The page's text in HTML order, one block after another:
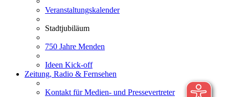
Veranstaltungskalender
Stadtjubiläum
750 Jahre Menden
Ideen Kick-off
Zeitung, Radio & Fernsehen
Kontakt für Medien- und Pressevertreter